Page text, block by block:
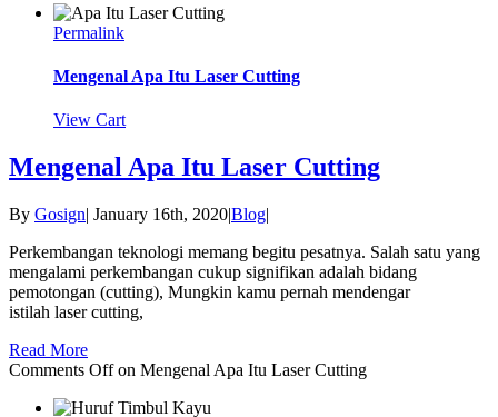
Permalink
Mengenal Apa Itu Laser Cutting
View Cart
Mengenal Apa Itu Laser Cutting
By Gosign| January 16th, 2020|Blog|
Perkembangan teknologi memang begitu pesatnya. Salah satu yang
mengalami perkembangan cukup signifikan adalah bidang
pemotongan (cutting), Mungkin kamu pernah mendengar
istilah laser cutting,
Read More
Comments Offon Mengenal Apa Itu Laser Cutting